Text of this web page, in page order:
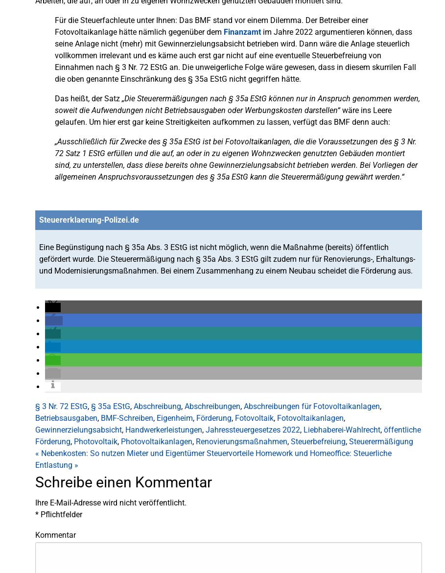
Für die Steuerfachleute unter Ihnen: Das BMF stand vor einem Dilemma. Der Betreiber einer
Fotovoltaikanlage hätte nämlich gegenüber dem Finanzamtim Jahre 2022 argumentieren können, dass
seine Anlage nicht (mehr) mit Gewinnerzielungsabsicht betrieben wird. Dann wäre die Anlage steuerlich
vollkommen irrelevant und es käme auch erst gar nicht auf eine eventuelle Steuerbefreiung von
Einnahmen nach § 3 Nr. 72 EStG an. Die unweigerliche Folge wäre gewesen, dass in diesem skurrilen Fall
die oben genannte Einschränkung des § 35a EStG nicht gegriffen hätte.
Das heißt, der Satz „Die Steuerermäßigungen nach § 35a EStG können nur in Anspruch genommen werden,
soweit die Aufwendungen nicht Betriebsausgaben oder Werbungskosten darstellen“wäre ins Leere
gelaufen. Um hier erst gar keine Streitigkeiten aufkommen zu lassen, verfügt das BMF denn auch:
„Ausschließlich für Zwecke des § 35a EStG ist bei Fotovoltaikanlagen, die die Voraussetzungen des § 3 Nr.
72 Satz 1 EStG erfüllen und die auf, an oder in zu eigenen Wohnzwecken genutzten Gebäuden montiert
sind, zu unterstellen, dass diese bereits ohne Gewinnerzielungsabsicht betrieben werden. Bei Vorliegen der
allgemeinen Anspruchsvoraussetzungen des § 35a EStG kann die Steuerermäßigung gewährt werden.“
Steuererklaerung-Polizei.de
Eine Begünstigung nach § 35a Abs. 3 EStG ist nicht möglich, wenn die Maßnahme (bereits) öffentlich
gefördert wurde. Die Steuerermäßigung nach § 35a Abs. 3 EStG gilt zudem nur für Renovierungs-, Erhaltungs-
und Modernisierungsmaßnahmen. Bei einem Zusammenhang zu einem Neubau scheidet die Förderung aus.
§ 3 Nr. 72 EStG, § 35a EStG, Abschreibung, Abschreibungen, Abschreibungen für Fotovoltaikanlagen,
Betriebsausgaben, BMF-Schreiben, Eigenheim, Förderung, Fotovoltaik, Fotovoltaikanlagen,
Gewinnerzielungsabsicht, Handwerkerleistungen, Jahressteuergesetzes 2022, Liebhaberei-Wahlrecht, öffentliche
Förderung, Photovoltaik, Photovoltaikanlagen, Renovierungsmaßnahmen, Steuerbefreiung, Steuerermäßigung
« Nebenkosten: So nutzen Mieter und Eigentümer Steuervorteile Homework und Homeoffice: Steuerliche
Entlastung »
Schreibe einen Kommentar
Ihre E-Mail-Adresse wird nicht veröffentlicht.
* Pflichtfelder
Kommentar